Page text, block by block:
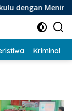
Kriminal